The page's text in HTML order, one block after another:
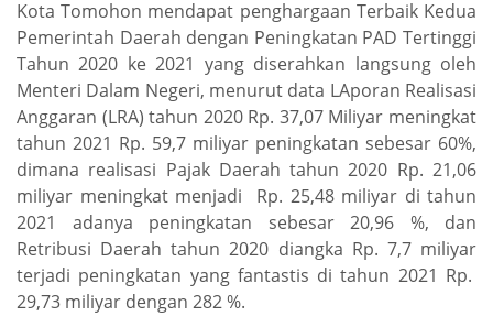
Kota Tomohon mendapat penghargaan Terbaik Kedua
Pemerintah Daerah dengan Peningkatan PAD Tertinggi
Tahun 2020 ke 2021 yang diserahkan langsung oleh
Menteri Dalam Negeri, menurut data LAporan Realisasi
Anggaran (LRA) tahun 2020 Rp. 37,07 Miliyar meningkat
tahun 2021 Rp. 59,7 miliyar peningkatan sebesar 60%,
dimana realisasi Pajak Daerah tahun 2020 Rp. 21,06
miliyar meningkat menjadi Rp. 25,48 miliyar di tahun
2021 adanya peningkatan sebesar 20,96 %, dan
Retribusi Daerah tahun 2020 diangka Rp. 7,7 miliyar
terjadi peningkatan yang fantastis di tahun 2021 Rp.
29,73 miliyar dengan 282 %.